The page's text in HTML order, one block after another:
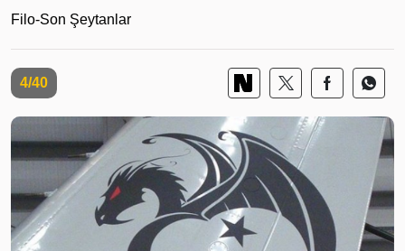
Filo-Son Şeytanlar
4/40